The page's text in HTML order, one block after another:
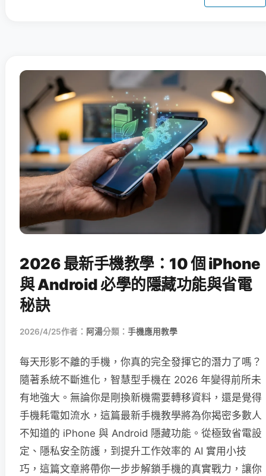
2026 最新手機教學：10 個 iPhone
與 Android 必學的隱藏功能與省電
秘訣
2026/4/25作者： 阿湯分類： 手機應用教學
每天形影不離的手機，你真的完全發揮它的潛力了嗎？
隨著系統不斷進化，智慧型手機在 2026 年變得前所未
有地強大。無論你是剛換新機需要轉移資料，還是覺得
手機耗電如流水，這篇最新手機教學將為你揭密多數人
不知道的 iPhone 與 Android 隱藏功能。從極致省電設
定、隱私安全防護，到提升工作效率的 AI 實用小技
巧，這篇文章將帶你一步步解鎖手機的真實戰力，讓你